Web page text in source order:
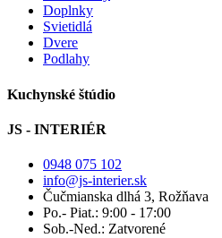
Doplnky
Svietidlá
Dvere
Podlahy
Kuchynské štúdio
JS - INTERIÉR
0948 075 102
info@js-interier.sk
Čučmianska dlhá 3, Rožňava
Po.- Piat.: 9:00 - 17:00
Sob.-Ned.: Zatvorené